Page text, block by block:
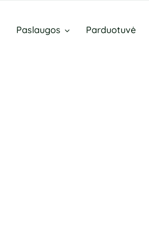
Paslaugos Parduotuvė